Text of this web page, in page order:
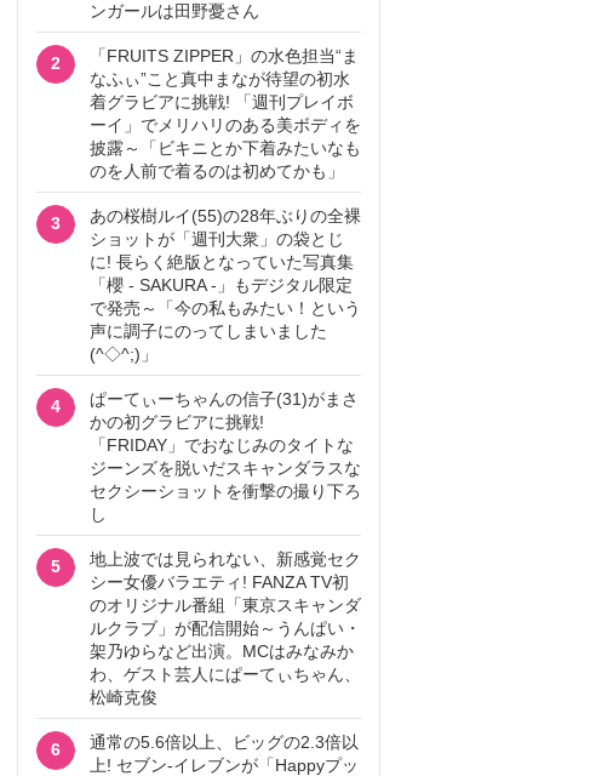
ンガールは田野憂さん
2
「FRUITS ZIPPER」の水色担当“ま
なふぃ”こと真中まなが待望の初水
着グラビアに挑戦! 「週刊プレイボ
ーイ」でメリハリのある美ボディを
披露～「ビキニとか下着みたいなも
のを人前で着るのは初めてかも」
3
あの桜樹ルイ(55)の28年ぶりの全裸
ショットが「週刊大衆」の袋とじ
に! 長らく絶版となっていた写真集
「櫻 - SAKURA -」もデジタル限定
で発売～「今の私もみたい！という
声に調子にのってしまいました
(^◇^;)」
4
ぱーてぃーちゃんの信子(31)がまさ
かの初グラビアに挑戦!
「FRIDAY」でおなじみのタイトな
ジーンズを脱いだスキャンダラスな
セクシーショットを衝撃の撮り下ろ
し
5
地上波では見られない、新感覚セク
シー女優バラエティ! FANZA TV初
のオリジナル番組「東京スキャンダ
ルクラブ」が配信開始～うんぱい・
架乃ゆらなど出演。MCはみなみか
わ、ゲスト芸人にぱーてぃちゃん、
松崎克俊
6
通常の5.6倍以上、ビッグの2.3倍以
上! セブン‐イレブンが「Happyプッ